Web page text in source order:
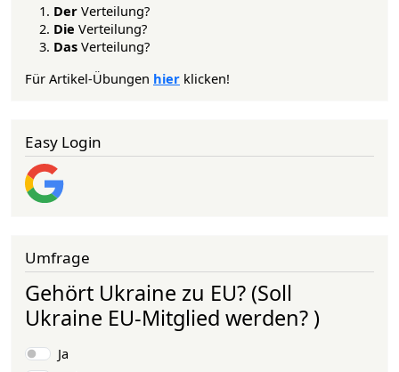
Der Verteilung?
Die Verteilung?
Das Verteilung?
Für Artikel-Übungen hier klicken!
Easy Login
Umfrage
Gehört Ukraine zu EU? (Soll
Ukraine EU-Mitglied werden? )
Auswahlmöglichkeiten
Ja